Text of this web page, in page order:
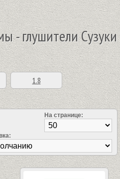
- глушители Сузуки
1.8
На странице: